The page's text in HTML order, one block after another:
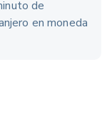
de
en moneda